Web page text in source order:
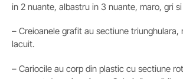
in 2 nuante, albastru in 3 nuante, maro, gri
– Creioanele grafit au sectiune triunghulara,
lacuit.
– Cariocile au corp din plastic cu sectiune